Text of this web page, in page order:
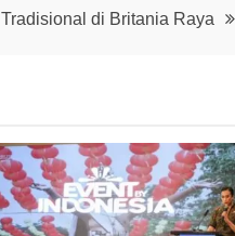
Tradisional di Britania Raya